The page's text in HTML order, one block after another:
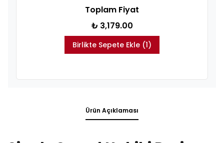
Toplam Fiyat
₺ 3,179.00
Birlikte Sepete Ekle (1)
Ürün Açıklaması